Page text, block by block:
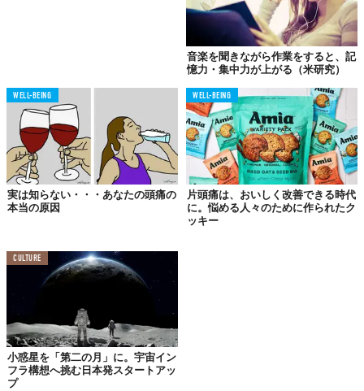
過去に、世界で一番リラックスできる楽曲はどれかを調査した研
究で、『Weightless』が選ばれ話題になりましたが、こちらは効
果を狙って作ったもの。4曲合計で10分ちょいですから、頭痛が
劇的に和らぐかどうかは別としても、効いたらラッキー程度と捉
音楽を聞きながら作業をすると、記
憶力・集中力が上がる（米研究）
WELL-BEING
実は知らない・・・あなたの頭痛の
本当の原因
WELL-BEING
片頭痛は、おいしく改善できる時代
に。悩める人々のために作られたク
ッキー
CULTURE
小惑星を「第二の月」に。宇宙イン
フラ構想へ挑む日本発スタートアッ
プ